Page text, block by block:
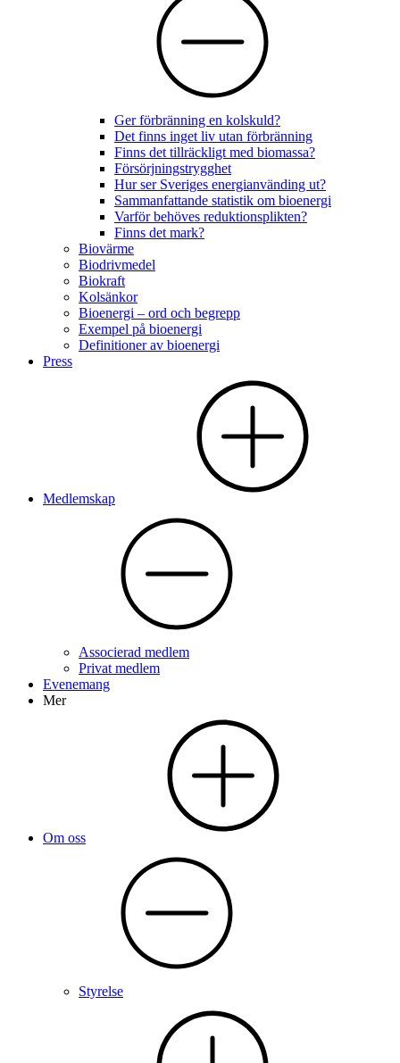
Ger förbränning en kolskuld?
Det finns inget liv utan förbränning
Finns det tillräckligt med biomassa?
Försörjningstrygghet
Hur ser Sveriges energianvänding ut?
Sammanfattande statistik om bioenergi
Varför behöves reduktionsplikten?
Finns det mark?
Biovärme
Biodrivmedel
Biokraft
Kolsänkor
Bioenergi – ord och begrepp
Exempel på bioenergi
Definitioner av bioenergi
Press
Medlemskap
Associerad medlem
Privat medlem
Evenemang
Mer
Om oss
Styrelse